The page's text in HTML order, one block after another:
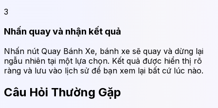
3
Nhấn quay và nhận kết quả
Nhấn nút Quay Bánh Xe, bánh xe sẽ quay và dừng lại
ngẫu nhiên tại một lựa chọn. Kết quả được hiển thị rõ
ràng và lưu vào lịch sử để bạn xem lại bất cứ lúc nào.
Câu Hỏi Thường Gặp